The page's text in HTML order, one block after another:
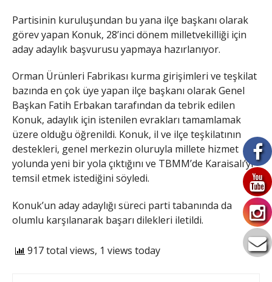
Partisinin kuruluşundan bu yana ilçe başkanı olarak
görev yapan Konuk, 28’inci dönem milletvekilliği için
aday adaylık başvurusu yapmaya hazırlanıyor.
Orman Ürünleri Fabrikası kurma girişimleri ve teşkilat
bazında en çok üye yapan ilçe başkanı olarak Genel
Başkan Fatih Erbakan tarafından da tebrik edilen
Konuk, adaylık için istenilen evrakları tamamlamak
üzere olduğu öğrenildi. Konuk, il ve ilçe teşkilatının
destekleri, genel merkezin oluruyla millete hizmet
yolunda yeni bir yola çıktığını ve TBMM’de Karaisalı’yı
temsil etmek istediğini söyledi.
Konuk’un aday adaylığı süreci parti tabanında da
olumlu karşılanarak başarı dilekleri iletildi.
917 total views, 1 views today